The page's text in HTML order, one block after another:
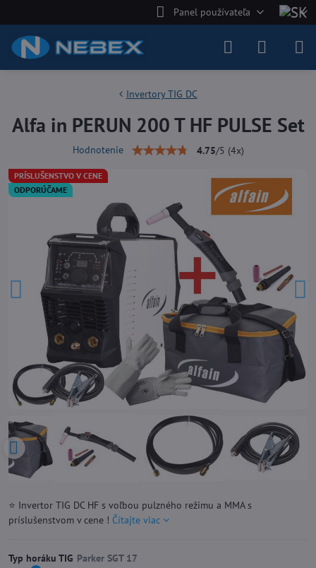
Panel používateľa
PRÍSLUŠENSTVO V CENE
ODPORÚČAME
Invertory TIG DC
Alfa in PERUN 200 T HF PULSE Set
Hodnotenie 4.75/5 (4x)
⭐ Invertor TIG DC HF s voľbou pulzného režimu a MMA s
príslušenstvom v cene ! Čítajte viac
Typ horáku TIG